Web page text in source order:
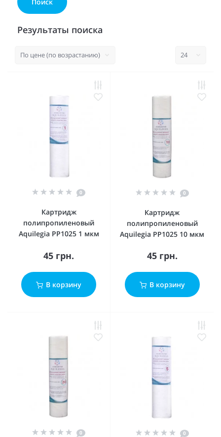
Результаты поиска
0
Картридж
полипропиленовый
Aquilegia PP1025 1 мкм
45 грн.
В корзину
0
Картридж
полипропиленовый
Aquilegia PP1025 10 мкм
45 грн.
В корзину
0 0